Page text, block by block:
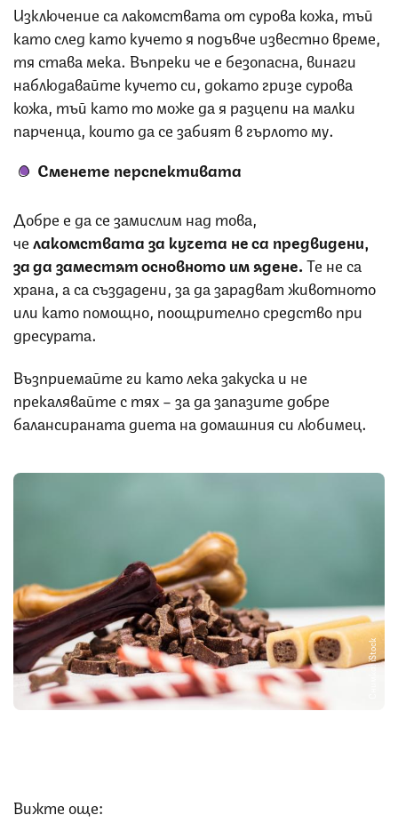
Изключение са лакомствата от сурова кожа, тъй
като след като кучето я подъвче известно време,
тя става мека. Въпреки че е безопасна, винаги
наблюдавайте кучето си, докато гризе сурова
кожа, тъй като то може да я разцепи на малки
парченца, които да се забият в гърлото му.
Сменете перспективата
Добре е да се замислим над това,
че лакомствата за кучета не са предвидени,
за да заместят основното им ядене.Те не са
храна, а са създадени, за да зарадват животното
или като помощно, поощрително средство при
дресурата.
Възприемайте ги като лека закуска и не
прекалявайте с тях – за да запазите добре
балансираната диета на домашния си любимец.
Снимка: iStock
Вижте още: